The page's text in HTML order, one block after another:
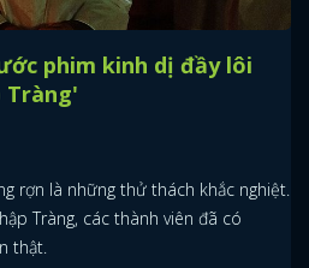
phim kinh dị đầy lôi
Tràng'
rợn là những thử thách khắc nghiệt.
Tràng, các thành viên đã có
thật.